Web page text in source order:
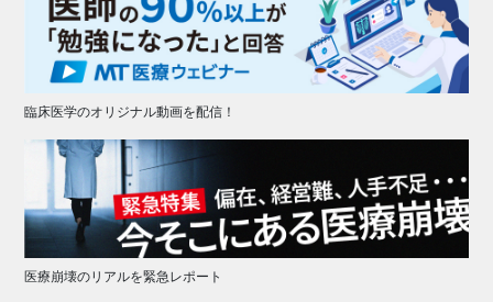
臨床医学のオリジナル動画を配信！
医療崩壊のリアルを緊急レポート